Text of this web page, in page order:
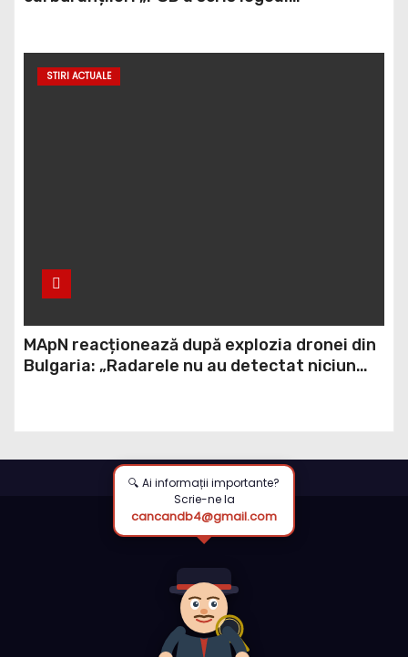
STIRI ACTUALE
MApN reacționează după explozia dronei din
Bulgaria: „Radarele nu au detectat niciun
🔍 Ai informații importante?
Scrie-ne la
cancandb4@gmail.com